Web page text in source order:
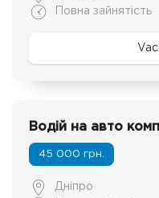
Повна зайнятість
Водій на авто
45 000 грн.
Дніпро